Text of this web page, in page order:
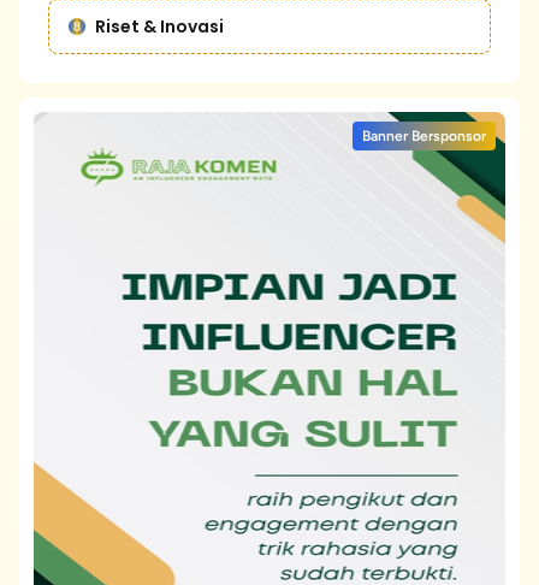
Riset & Inovasi
Banner Bersponsor